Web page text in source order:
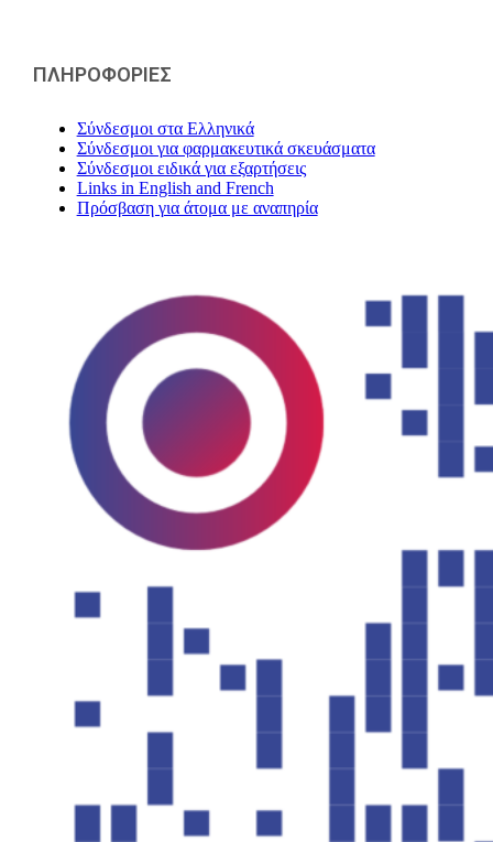
ΠΛΗΡΟΦΟΡΙΕΣ
Σύνδεσμοι στα Ελληνικά
Σύνδεσμοι για φαρμακευτικά σκευάσματα
Σύνδεσμοι ειδικά για εξαρτήσεις
Links in English and French
Πρόσβαση για άτομα με αναπηρία